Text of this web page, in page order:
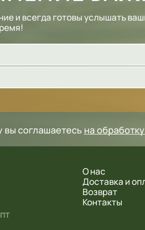
под макияж
и всегда готовы услышать
вы соглашаетесь на
О нас
Доставка и
Возврат
Контакты